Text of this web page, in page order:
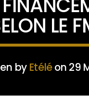
LE
by Etéléon 29